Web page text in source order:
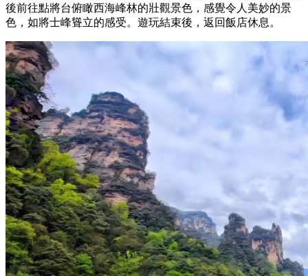
後前往點將台俯瞰西海峰林的壯觀景色，感覺令人美妙的景
色，如將士峰聳立的感受。遊玩結束後，返回飯店休息。